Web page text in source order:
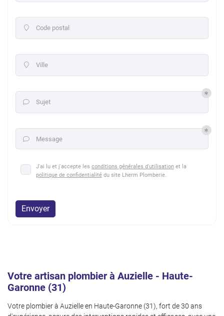
 Code postal
 Ville
 Sujet
 Message
J'ai lu et j'accepte les conditions générales d'utilisation et la
politique de confidentialité du site Lherm Plomberie.
Envoyer
Votre artisan plombier à Auzielle - Haute-
Garonne (31)
Votre plombier à Auzielle en Haute-Garonne (31), fort de 30 ans